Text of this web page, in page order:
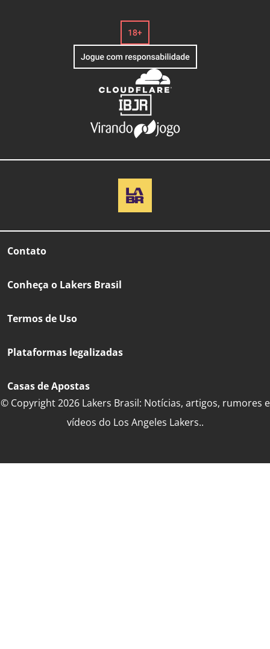
Contato
Conheça o Lakers Brasil
Termos de Uso
Plataformas legalizadas
Casas de Apostas
© Copyright 2026 Lakers Brasil: Notícias, artigos, rumores e
vídeos do Los Angeles Lakers..